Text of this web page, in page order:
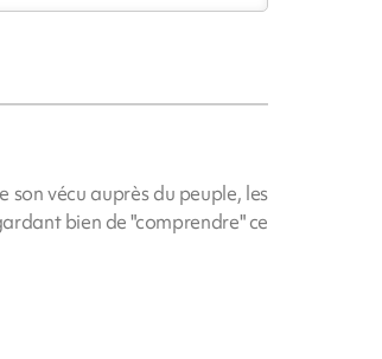
son vécu auprès du peuple, les
bien de "comprendre" ce